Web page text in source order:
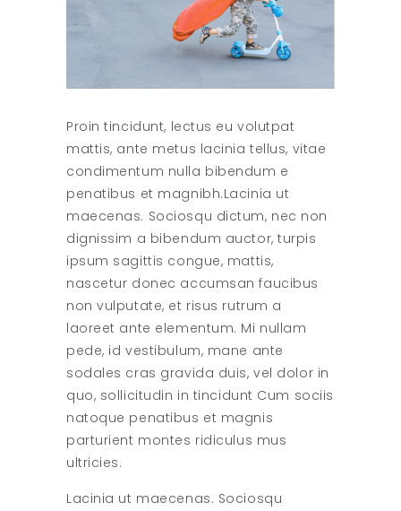
Proin tincidunt, lectus eu volutpat
mattis, ante metus lacinia tellus, vitae
condimentum nulla bibendum e
penatibus et magnibh.Lacinia ut
maecenas. Sociosqu dictum, nec non
dignissim a bibendum auctor, turpis
ipsum sagittis congue, mattis,
nascetur donec accumsan faucibus
non vulputate, et risus rutrum a
laoreet ante elementum. Mi nullam
pede, id vestibulum, mane ante
sodales cras gravida duis, vel dolor in
quo, sollicitudin in tincidunt Cum sociis
natoque penatibus et magnis
parturient montes ridiculus mus
ultricies.
Lacinia ut maecenas. Sociosqu